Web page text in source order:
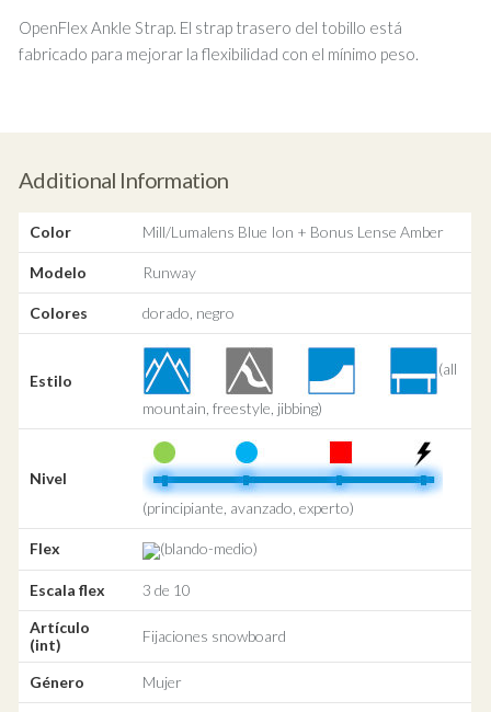
OpenFlex Ankle Strap. El strap trasero del tobillo está
fabricado para mejorar la flexibilidad con el mínimo peso.
Additional Information
Color Mill/Lumalens Blue Ion + Bonus Lense Amber
Modelo Runway
Colores dorado, negro
Estilo
(all
mountain, freestyle, jibbing)
Nivel
(principiante, avanzado, experto)
Flex (blando-medio)
Escala flex
3 de 10
Artículo
(int)
Fijaciones snowboard
Género Mujer